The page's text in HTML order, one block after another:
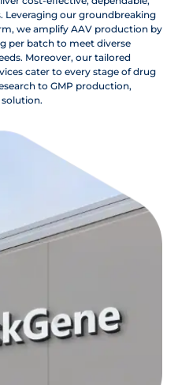
Leveraging our groundbreaking
we amplify AAV production by
per batch to meet diverse
Moreover, our tailored
cater to every stage of drug
to GMP production,